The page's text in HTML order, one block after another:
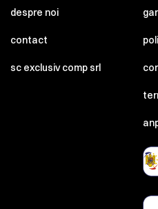
despre noi
contact
sc exclusiv comp srl